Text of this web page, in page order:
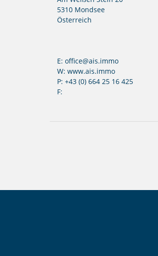
5310 Mondsee
Österreich
E: office@ais.immo
W: www.ais.immo
P: +43 (0) 664 25 16 425
F: